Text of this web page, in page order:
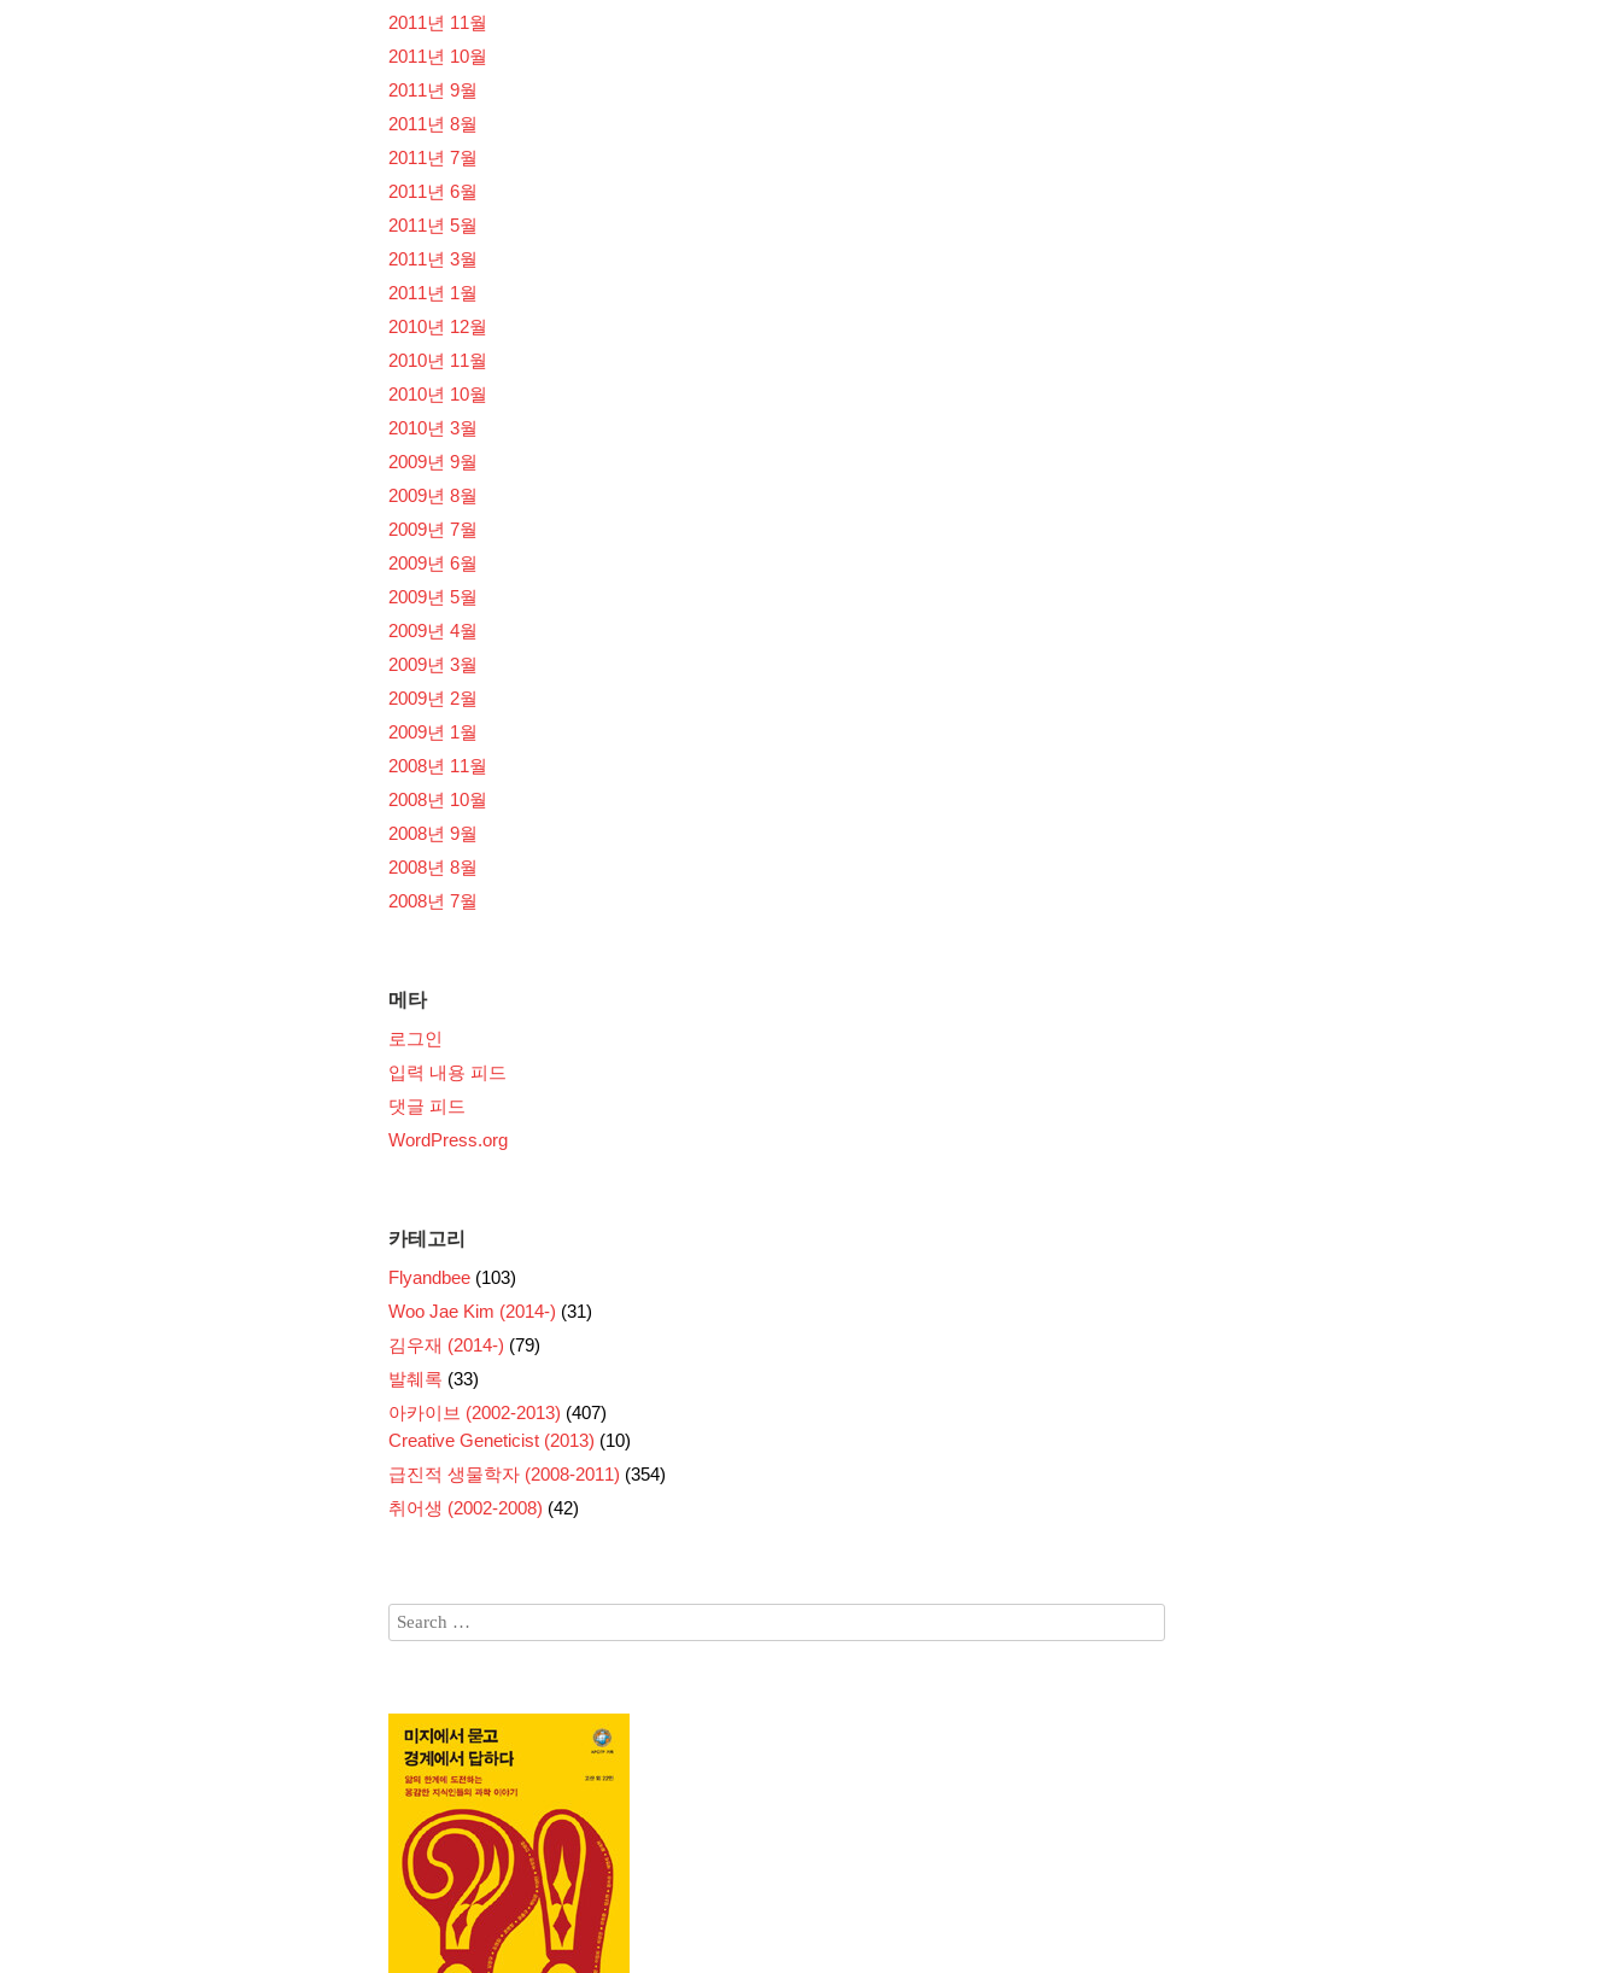
2011년 11월
2011년 10월
2011년 9월
2011년 8월
2011년 7월
2011년 6월
2011년 5월
2011년 3월
2011년 1월
2010년 12월
2010년 11월
2010년 10월
2010년 3월
2009년 9월
2009년 8월
2009년 7월
2009년 6월
2009년 5월
2009년 4월
2009년 3월
2009년 2월
2009년 1월
2008년 11월
2008년 10월
2008년 9월
2008년 8월
2008년 7월
메타
로그인
입력 내용 피드
댓글 피드
WordPress.org
카테고리
Flyandbee (103)
Woo Jae Kim (2014-) (31)
김우재 (2014-) (79)
발췌록 (33)
아카이브 (2002-2013) (407)
Creative Geneticist (2013) (10)
급진적 생물학자 (2008-2011) (354)
취어생 (2002-2008) (42)